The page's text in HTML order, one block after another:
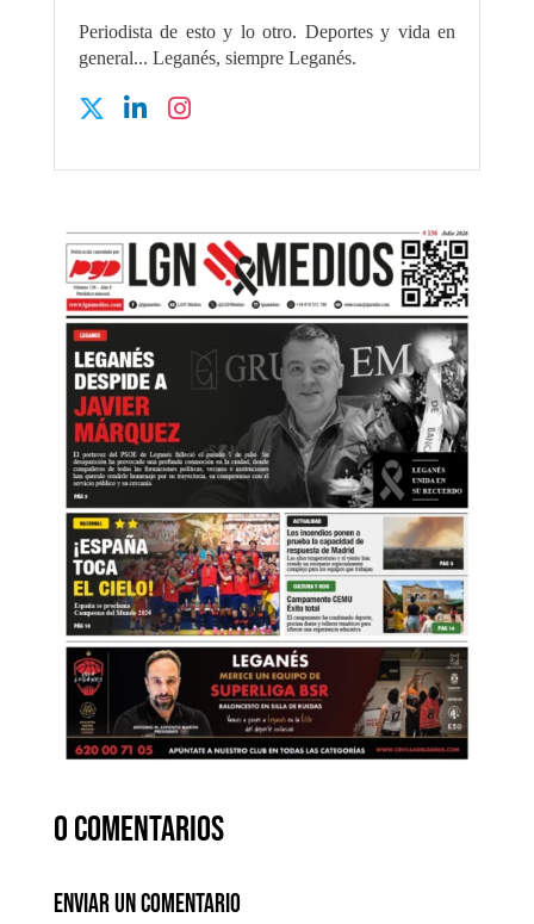
Periodista de esto y lo otro. Deportes y vida en
general... Leganés, siempre Leganés.
0 comentarios
Enviar un comentario